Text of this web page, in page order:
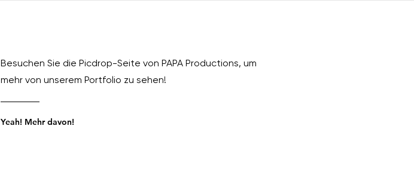
Besuchen Sie die Picdrop-Seite von PAPA Productions, um
mehr von unserem Portfolio zu sehen!
Yeah! Mehr davon!